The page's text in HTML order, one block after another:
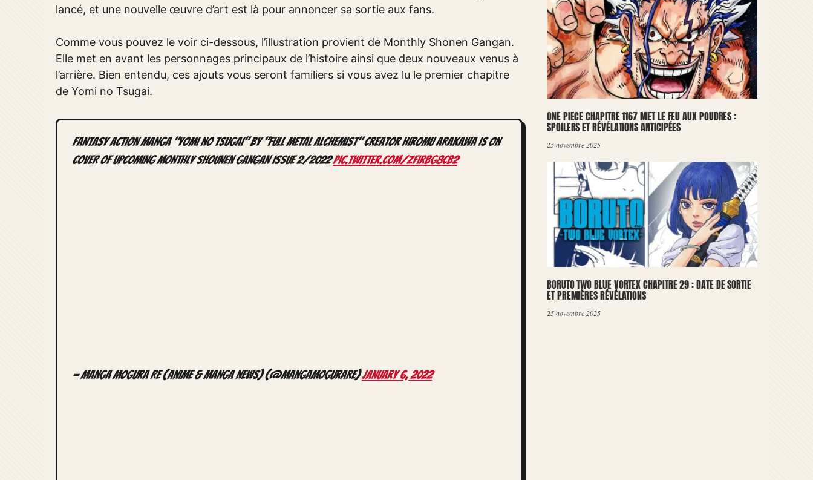
lancé, et une nouvelle œuvre d’art est là pour annoncer sa sortie aux fans.
Comme vous pouvez le voir ci-dessous, l’illustration provient de Monthly Shonen Gangan.
Elle met en avant les personnages principaux de l’histoire ainsi que deux nouveaux venus à
l’arrière. Bien entendu, ces ajouts vous seront familiers si vous avez lu le premier chapitre
de Yomi no Tsugai.
Fantasy action manga "Yomi no Tsugai" by "Full Metal Alchemist" creator Hiromu Arakawa is on
cover of upcoming Monthly Shounen Gangan issue 2/2022pic.twitter.com/ZFiRBg8cb2
— Manga Mogura RE (Anime & Manga News) (@MangaMoguraRE)January 6, 2022
ONE PIECE CHAPITRE 1167 MET LE FEU AUX POUDRES :
SPOILERS ET RÉVÉLATIONS ANTICIPÉES
25 novembre 2025
BORUTO TWO BLUE VORTEX CHAPITRE 29 : DATE DE SORTIE
ET PREMIÈRES RÉVÉLATIONS
25 novembre 2025